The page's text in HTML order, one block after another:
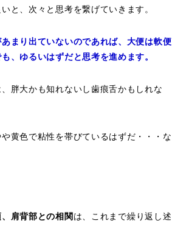
と、次々と思考を繋げていきます。
まり出ていないのであれば、大便は軟便
、ゆるいはずだと思考を進めます。
胖大かも知れないし歯痕舌かもしれな
黄色で粘性を帯びているはずだ・・・な
肩背部との相関は、これまで繰り返し述